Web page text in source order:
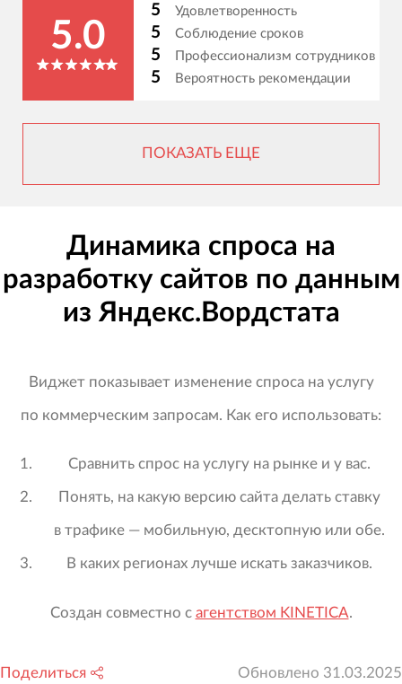
5.0
5 Удовлетворенность
5 Соблюдение сроков
5 Профессионализм сотрудников
5 Вероятность рекомендации
ПОКАЗАТЬ ЕЩЕ
Динамика спроса на
разработку сайтов по данным
из Яндекс.Вордстата
Виджет показывает изменение спроса на услугу
по коммерческим запросам. Как его использовать:
Сравнить спрос на услугу на рынке и у вас.
Понять, на какую версию сайта делать ставку
в трафике — мобильную, десктопную или обе.
В каких регионах лучше искать заказчиков.
Создан совместно с агентством KINETICA.
Поделиться Обновлено 31.03.2025